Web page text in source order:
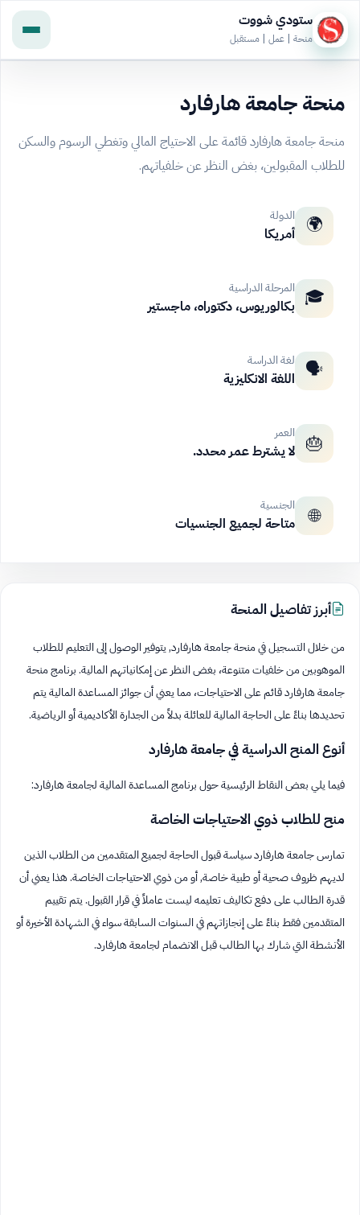
ستودي شووت
منحة | عمل | مستقبل
منحة جامعة هارفارد
منحة جامعة هارفارد قائمة على الاحتياج المالي وتغطي الرسوم والسكن
للطلاب المقبولين، بغض النظر عن خلفياتهم.
🌍 الدولة
أمريكا
🎓 المرحلة الدراسية
بكالوريوس، دكتوراه، ماجستير
🗣️ لغة الدراسة
اللغة الانكليزية
🎂 العمر
لا يشترط عمر محدد.
🌐 الجنسية
متاحة لجميع الجنسيات
أبرز تفاصيل المنحة
من خلال التسجيل في منحة جامعة هارفارد, يتوفير الوصول إلى التعليم للطلاب
الموهوبين من خلفيات متنوعة، بغض النظر عن إمكانياتهم المالية. برنامج منحة
جامعة هارفارد قائم على الاحتياجات، مما يعني أن جوائز المساعدة المالية يتم
تحديدها بناءً على الحاجة المالية للعائلة بدلاً من الجدارة الأكاديمية أو الرياضية.
أنوع المنح الدراسية في جامعة هارفارد
فيما يلي بعض النقاط الرئيسية حول برنامج المساعدة المالية لجامعة هارفارد:
منح للطلاب ذوي الاحتياجات الخاصة
تمارس جامعة هارفارد سياسة قبول الحاجة لجميع المتقدمين من الطلاب الذين
لديهم ظروف صحية أو طبية خاصة, أو من ذوي الاحتياجات الخاصة. هذا يعني أن
قدرة الطالب على دفع تكاليف تعليمه ليست عاملاً في قرار القبول. يتم تقييم
المتقدمين فقط بناءً على إنجازاتهم في السنوات السابقة سواء في الشهادة الأخيرة أو
الأنشطة التي شارك بها الطالب قبل الانضمام لجامعة هارفارد.